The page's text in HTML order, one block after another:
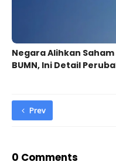
Negara Alihkan
BUMN, Ini Detail
Prev
0 Comments